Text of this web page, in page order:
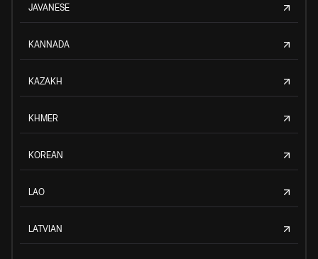
JAVANESE
KANNADA
KAZAKH
KHMER
KOREAN
LAO
LATVIAN